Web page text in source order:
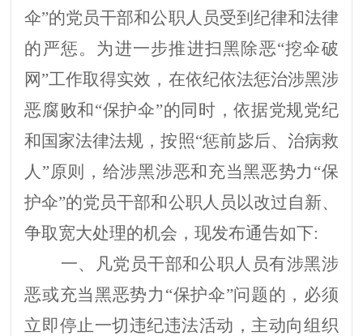
伞”的党员干部和公职人员受到纪律和法律
的严惩。为进一步推进扫黑除恶“挖伞破
网”工作取得实效，在依纪依法惩治涉黑涉
恶腐败和“保护伞”的同时，依据党规党纪
和国家法律法规，按照“惩前毖后、治病救
人”原则，给涉黑涉恶和充当黑恶势力“保
护伞”的党员干部和公职人员以改过自新、
争取宽大处理的机会，现发布通告如下:
一、凡党员干部和公职人员有涉黑涉
恶或充当黑恶势力“保护伞”问题的，必须
立即停止一切违纪违法活动，主动向组织